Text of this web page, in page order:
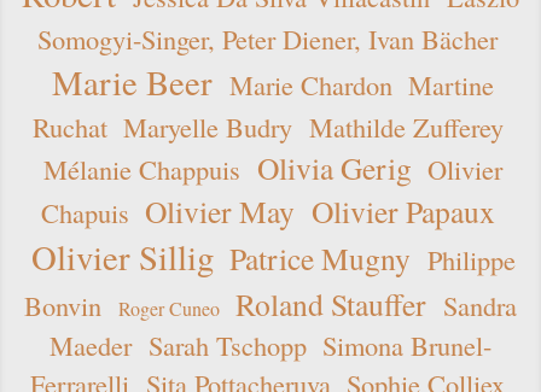
Somogyi-Singer, Peter Diener, Ivan Bächer
Marie Beer Marie Chardon Martine
Ruchat Maryelle Budry Mathilde Zufferey
Mélanie Chappuis Olivia Gerig Olivier
Chapuis Olivier May Olivier Papaux
Olivier Sillig Patrice Mugny Philippe
Bonvin
Roger Cuneo Roland Stauffer Sandra
Maeder Sarah Tschopp Simona Brunel-
Ferrarelli Sita Pottacheruva Sophie Colliex